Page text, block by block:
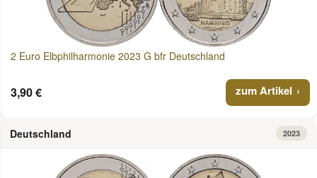
2 Euro Elbphilharmonie 2023 G bfr Deutschland
3,90 € zum Artikel
Deutschland 2023